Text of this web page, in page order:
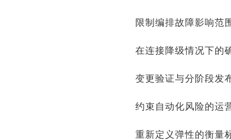
限制编排故障影响范
在连接降级情况下的
变更验证与分阶段发
约束自动化风险的运
重新定义弹性的衡量